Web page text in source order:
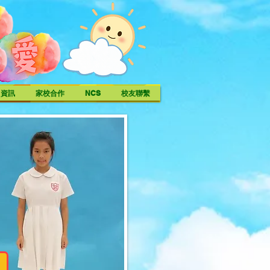
訊 家校合作 NCS 校友聯繫